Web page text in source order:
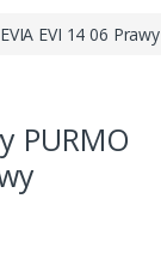
EVI 14 06 Prawy
PURMO